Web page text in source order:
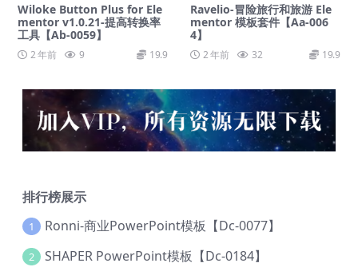
Wiloke Button Plus for Ele
mentor v1.0.21-提高转换率
工具【Ab-0059】
2 年前 9 19.9
Ravelio-冒险旅行和旅游 Ele
mentor 模板套件【Aa-006
4】
2 年前 32 19.9
排行榜展示
1 Ronni-商业PowerPoint模板【Dc-0077】
2 SHAPER PowerPoint模板【Dc-0184】